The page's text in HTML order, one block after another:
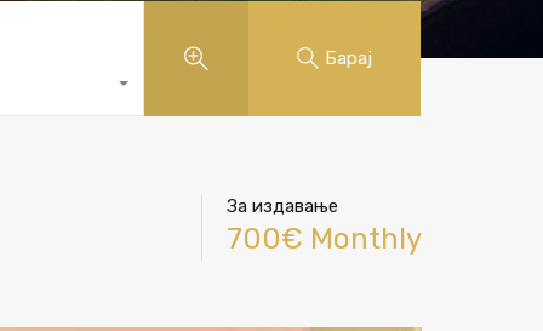
Барај
За издавање
700€ Monthly